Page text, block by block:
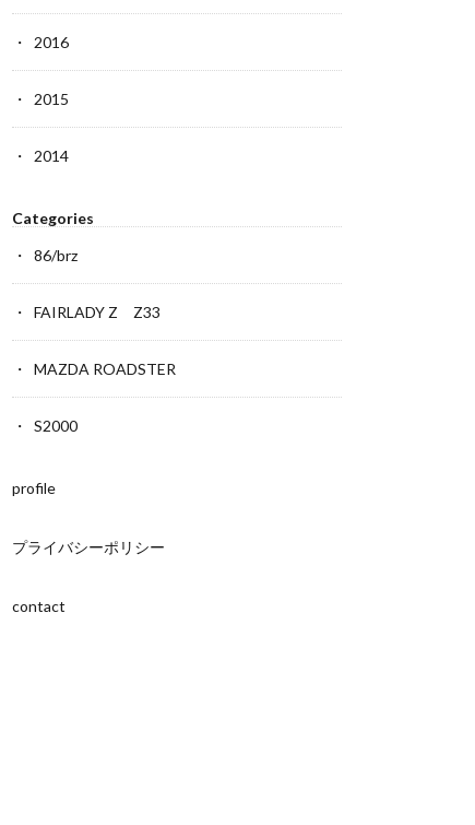
2016
2015
2014
Categories
86/brz
FAIRLADY Z Z33
MAZDA ROADSTER
S2000
profile
プライバシーポリシー
contact